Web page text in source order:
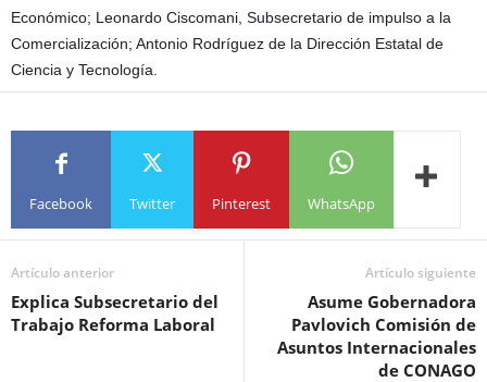
Económico; Leonardo Ciscomani, Subsecretario de impulso a la
Comercialización; Antonio Rodríguez de la Dirección Estatal de
Ciencia y Tecnología.
Facebook Twitter Pinterest WhatsApp
Artículo anterior
Explica Subsecretario del
Trabajo Reforma Laboral
Artículo siguiente
Asume Gobernadora
Pavlovich Comisión de
Asuntos Internacionales
de CONAGO